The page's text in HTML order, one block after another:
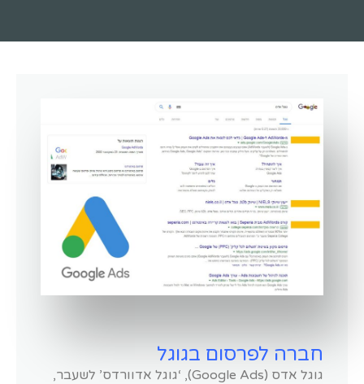
חברה לפרסום בגוגל
גוגל אדס (Google Ads), ‘גוגל אדוורדס’ לשעבר,